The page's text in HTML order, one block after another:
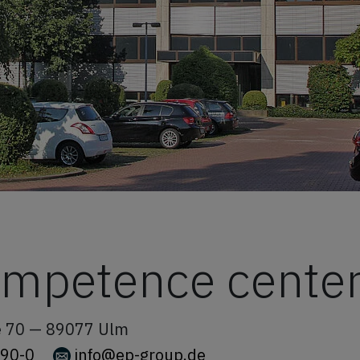
70 — 89077 Ulm
0
info@ep-group.de